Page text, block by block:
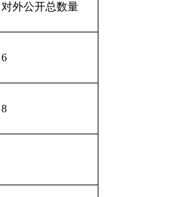
对外公开总数量
6
8